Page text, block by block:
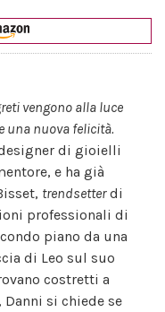
vengono alla luce
una nuova felicità.
di gioielli
e ha già
trendsetterdi
professionali di
piano da una
di Leo sul suo
costretti a
si chiede se